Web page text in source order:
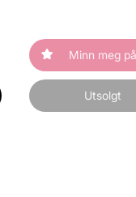
Minn meg på
Utsolgt